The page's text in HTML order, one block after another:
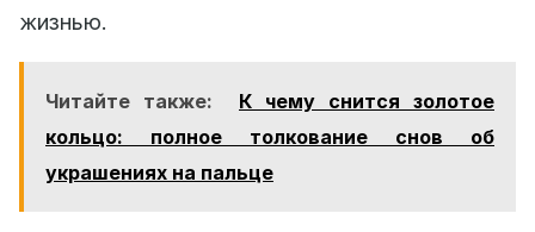
жизнью.
Читайте также:
К чему снится золотое
кольцо: полное толкование снов об
украшениях на пальце